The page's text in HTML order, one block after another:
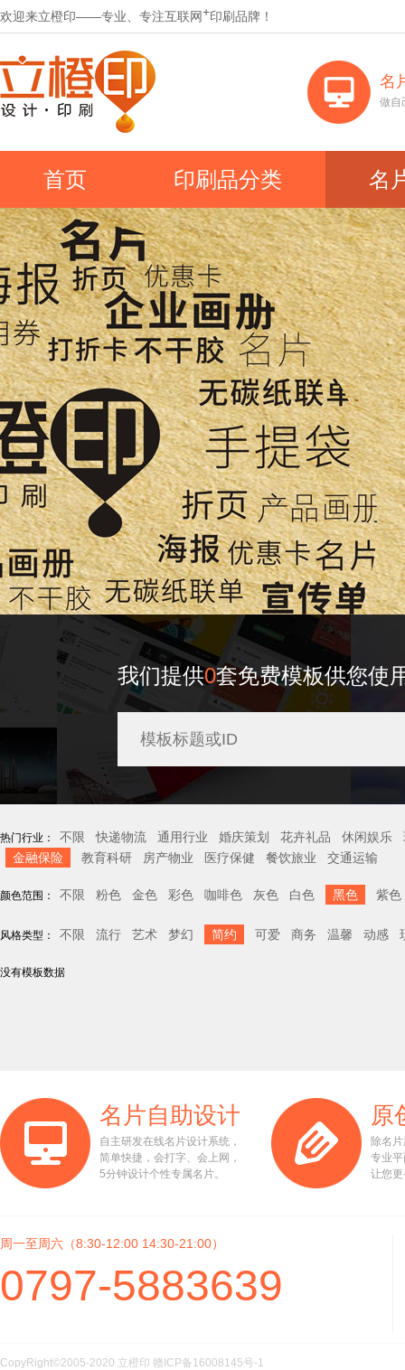
欢迎来立橙印——专业、专注互联网+印刷品牌！
名
做自
首页 印刷品分类 名
我们提供0套免费模板供您使
热门行业： 不限 快递物流 通用行业 婚庆策划 花卉礼品 休闲娱乐
金融保险
教育科研 房产物业 医疗保健 餐饮旅业 交通运输
颜色范围： 不限 粉色 金色 彩色 咖啡色 灰色 白色 黑色 紫色
风格类型： 不限 流行 艺术 梦幻 简约 可爱 商务 温馨 动感
没有模板数据
名片自助设计
自主研发在线名片设计系统，
简单快捷，会打字、会上网，
5分钟设计个性专属名片。
原
除名
专业
让您
周一至周六（8:30-12:00 14:30-21:00）
0797-5883639
CopyRight©2005-2020 立橙印 赣ICP备16008145号-1